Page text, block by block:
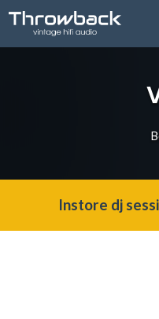
Instore dj